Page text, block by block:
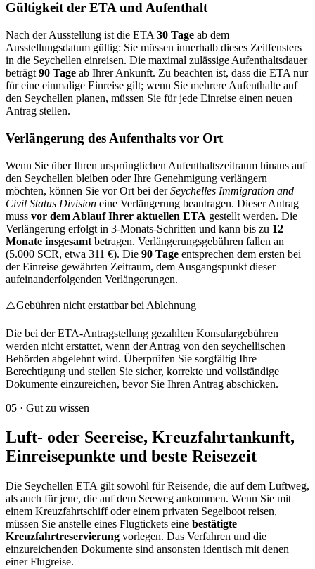
Gültigkeit der ETA und Aufenthalt
Nach der Ausstellung ist die ETA 30 Tage ab dem
Ausstellungsdatum gültig: Sie müssen innerhalb dieses Zeitfensters
in die Seychellen einreisen. Die maximal zulässige Aufenthaltsdauer
beträgt 90 Tage ab Ihrer Ankunft. Zu beachten ist, dass die ETA nur
für eine einmalige Einreise gilt; wenn Sie mehrere Aufenthalte auf
den Seychellen planen, müssen Sie für jede Einreise einen neuen
Antrag stellen.
Verlängerung des Aufenthalts vor Ort
Wenn Sie über Ihren ursprünglichen Aufenthaltszeitraum hinaus auf
den Seychellen bleiben oder Ihre Genehmigung verlängern
möchten, können Sie vor Ort bei derSeychelles Immigration and
Civil Status Division eine Verlängerung beantragen. Dieser Antrag
muss vor dem Ablauf Ihrer aktuellen ETA gestellt werden. Die
Verlängerung erfolgt in 3-Monats-Schritten und kann bis zu 12
Monate insgesamt betragen. Verlängerungsgebühren fallen an
(5.000 SCR, etwa 311 €). Die 90 Tage entsprechen dem ersten bei
der Einreise gewährten Zeitraum, dem Ausgangspunkt dieser
aufeinanderfolgenden Verlängerungen.
⚠️Gebühren nicht erstattbar bei Ablehnung
Die bei der ETA-Antragstellung gezahlten Konsulargebühren
werden nicht erstattet, wenn der Antrag von den seychellischen
Behörden abgelehnt wird. Überprüfen Sie sorgfältig Ihre
Berechtigung und stellen Sie sicher, korrekte und vollständige
Dokumente einzureichen, bevor Sie Ihren Antrag abschicken.
05 · Gut zu wissen
Luft- oder Seereise, Kreuzfahrtankunft,
Einreisepunkte und beste Reisezeit
Die Seychellen ETA gilt sowohl für Reisende, die auf dem Luftweg,
als auch für jene, die auf dem Seeweg ankommen. Wenn Sie mit
einem Kreuzfahrtschiff oder einem privaten Segelboot reisen,
müssen Sie anstelle eines Flugtickets eine bestätigte
Kreuzfahrtreservierung vorlegen. Das Verfahren und die
einzureichenden Dokumente sind ansonsten identisch mit denen
einer Flugreise.